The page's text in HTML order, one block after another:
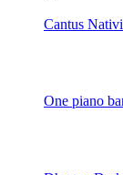
One piano